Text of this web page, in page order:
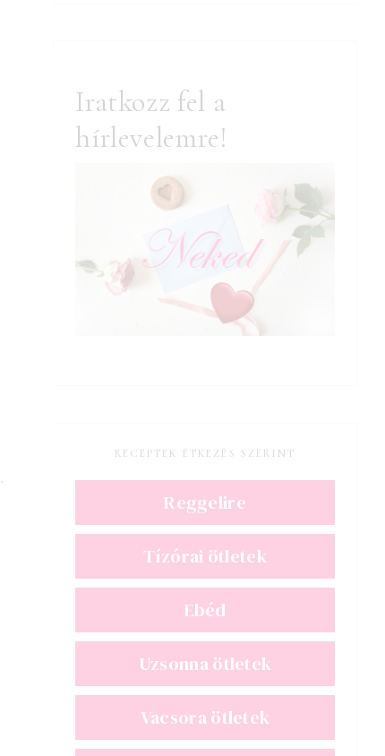
Iratkozz fel a
hírlevelemre!
RECEPTEK ÉTKEZÉS SZERINT
Reggelire
Tízórai ötletek
Ebéd
Uzsonna ötletek
Vacsora ötletek